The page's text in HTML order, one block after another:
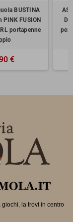
BUSTINA
PINK FUSION
portapenne
€
la trovi in centro